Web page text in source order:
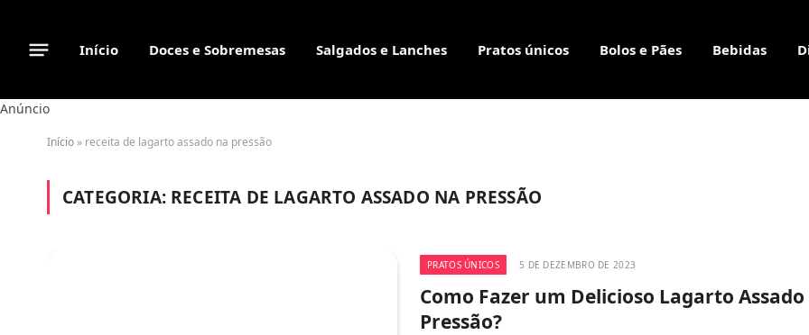
Início Doces e Sobremesas Salgados e Lanches Pratos únicos Bolos e Pães Bebidas
Anúncio
Início » receita de lagarto assado na pressão
CATEGORIA: RECEITA DE LAGARTO ASSADO NA PRESSÃO
PRATOS ÚNICOS 5 DE DEZEMBRO DE 2023
Como Fazer um Delicioso Lagarto Assado
Pressão?